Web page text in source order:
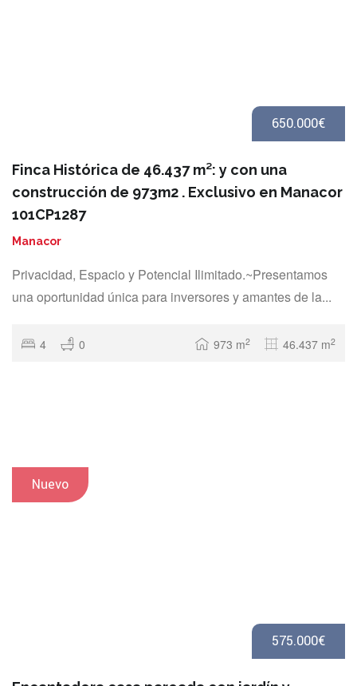
650.000€
Finca Histórica de 46.437 m²: y con una
construcción de 973m2 . Exclusivo en Manacor
101CP1287
Manacor
Privacidad, Espacio y Potencial Ilimitado.~Presentamos
una oportunidad única para inversores y amantes de la...
4 0 973 m2 46.437 m2
Nuevo
575.000€